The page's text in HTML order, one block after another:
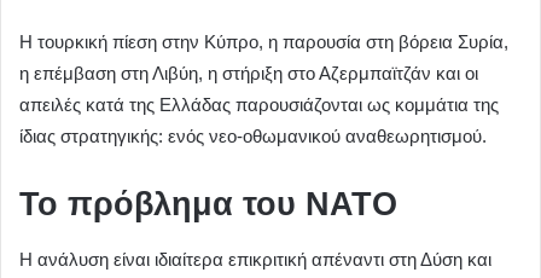
Η τουρκική πίεση στην Κύπρο, η παρουσία στη βόρεια Συρία,
η επέμβαση στη Λιβύη, η στήριξη στο Αζερμπαϊτζάν και οι
απειλές κατά της Ελλάδας παρουσιάζονται ως κομμάτια της
ίδιας στρατηγικής: ενός νεο-οθωμανικού αναθεωρητισμού.
Το πρόβλημα του ΝΑΤΟ
Η ανάλυση είναι ιδιαίτερα επικριτική απέναντι στη Δύση και